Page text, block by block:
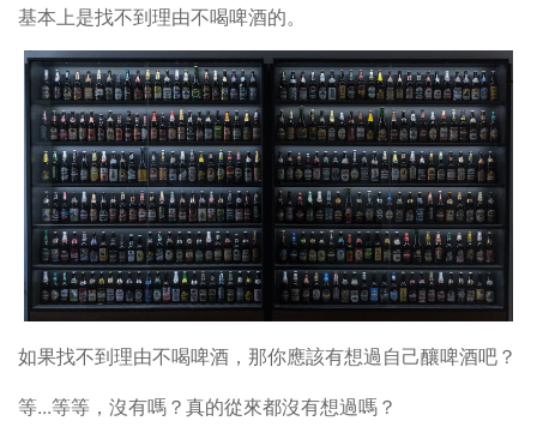
基本上是找不到理由不喝啤酒的。
如果找不到理由不喝啤酒，那你應該有想過自己釀啤酒吧？
等...等等，沒有嗎？真的從來都沒有想過嗎？